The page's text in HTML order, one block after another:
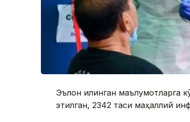
Эълон қилинган маълумотларга
этилган, 2342 таси маҳаллий